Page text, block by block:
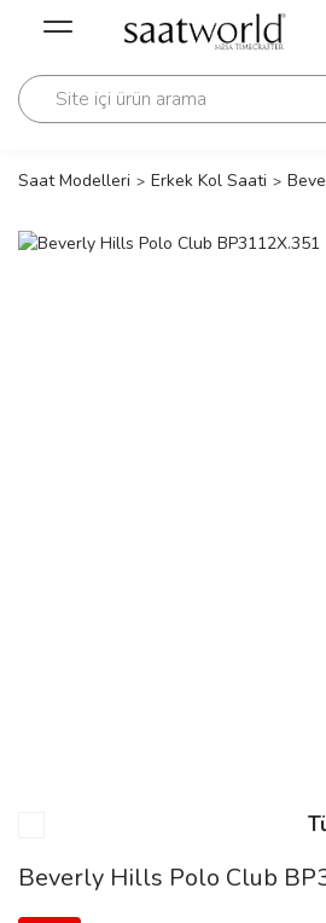
Geri Dön
Geri Dön
Saat Modelleri Erkek Kol Saati
Beverly Hills Polo Club